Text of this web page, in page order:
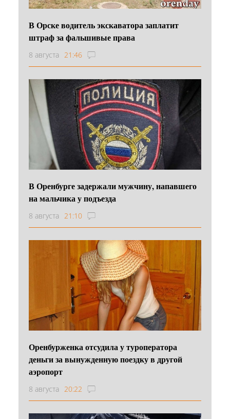
В Орске водитель экскаватора заплатит
штраф за фальшивые права
8 августа 21:46
В Оренбурге задержали мужчину, напавшего
на мальчика у подъезда
8 августа 21:10
Оренбурженка отсудила у туроператора
деньги за вынужденную поездку в другой
аэропорт
8 августа 20:22